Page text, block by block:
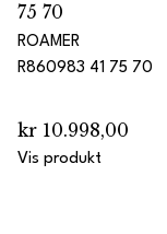
75 70
ROAMER
R860983 41 75 70
kr 10.998,00
Vis produkt